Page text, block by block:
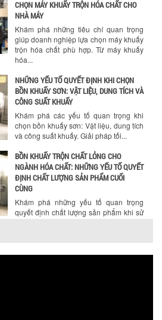
CHỌN MÁY KHUẤY TRỘN HÓA CHẤT CHO
NHÀ MÁY
Khám phá những tiêu chí quan trọng
giúp doanh nghiệp lựa chọn máy khuấy
trộn hóa chất phù hợp. Từ máy khuấy
hóa...
NHỮNG YẾU TỐ QUYẾT ĐỊNH KHI CHỌN
BỒN KHUẤY SƠN: VẬT LIỆU, DUNG TÍCH VÀ
CÔNG SUẤT KHUẤY
Khám phá các yếu tố quan trọng khi
chọn bồn khuấy sơn: Vật liệu, dung tích
và công suất khuấy. Giải pháp tối...
BỒN KHUẤY TRỘN CHẤT LỎNG CHO
NGÀNH HÓA CHẤT: NHỮNG YẾU TỐ QUYẾT
ĐỊNH CHẤT LƯỢNG SẢN PHẨM CUỐI
CÙNG
Khám phá những yếu tố quan trọng
quyết định chất lượng sản phẩm khi sử
ĐÚNG DỤNG CỤ KHUẤY SƠN CHO DÂY